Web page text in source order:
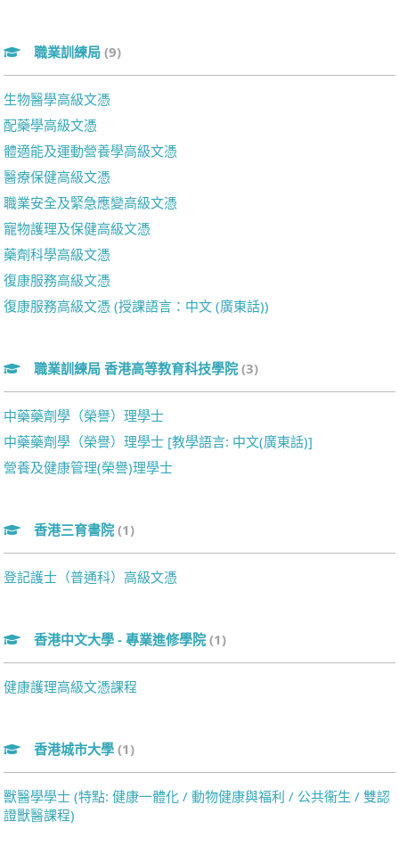
職業訓練局 (9)
生物醫學高級文憑
配藥學高級文憑
體適能及運動營養學高級文憑
醫療保健高級文憑
職業安全及緊急應變高級文憑
寵物護理及保健高級文憑
藥劑科學高級文憑
復康服務高級文憑
復康服務高級文憑 (授課語言：中文 (廣東話))
職業訓練局 香港高等教育科技學院 (3)
中藥藥劑學（榮譽）理學士
中藥藥劑學（榮譽）理學士 [教學語言: 中文(廣東話)]
營養及健康管理(榮譽)理學士
香港三育書院 (1)
登記護士（普通科）高級文憑
香港中文大學 - 專業進修學院 (1)
健康護理高級文憑課程
香港城市大學 (1)
獸醫學學士 (特點: 健康一體化 / 動物健康與福利 / 公共衞生 / 雙認
證獸醫課程)